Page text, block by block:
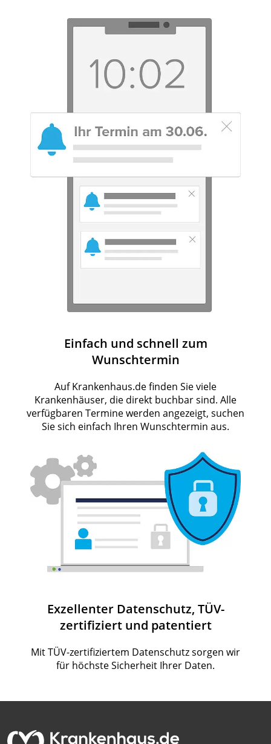
Einfach und schnell zum
Wunschtermin
Auf Krankenhaus.de finden Sie viele
Krankenhäuser, die direkt buchbar sind. Alle
verfügbaren Termine werden angezeigt, suchen
Sie sich einfach Ihren Wunschtermin aus.
Exzellenter Datenschutz, TÜV-
zertifiziert und patentiert
Mit TÜV-zertifiziertem Datenschutz sorgen wir
für höchste Sicherheit Ihrer Daten.